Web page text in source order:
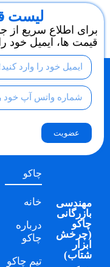
لیست
برای اطلاع سریع از
قیمت ها، ایمیل خود
عضویت
مهندسی
بازرگانی
چاکو
(چرخش
ابزار
شتاب)
چاکو
خانه
درباره
چاکو
تیم چاکو